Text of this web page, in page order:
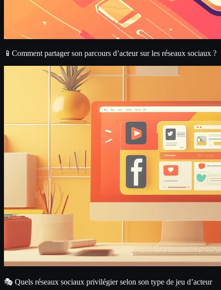
📱Comment partager son parcours d’acteur sur les réseaux sociaux ?
🎭 Quels réseaux sociaux privilégier selon son type de jeu d’acteur